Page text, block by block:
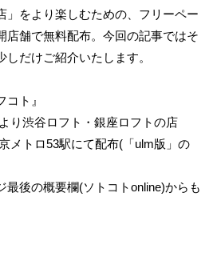
」をより楽しむための、フリーペー
店舗で無料配布。今回の記事ではそ
だけご紹介いたします。
ト』
り渋谷ロフト・銀座ロフトの店
メトロ53駅にて配布(「ulm版」の
最後の概要欄(ソトコトonline)からも